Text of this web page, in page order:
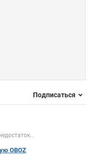
Подписаться
OBOZ